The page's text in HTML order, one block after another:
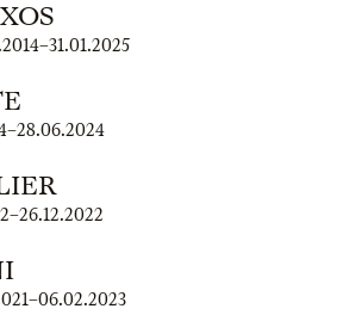
–31.01.2025
–28.06.2024
–26.12.2022
–06.02.2023